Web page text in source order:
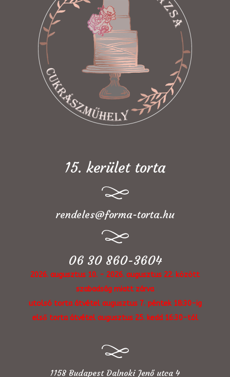
15. kerület torta
rendeles@forma-torta.hu
06 30 860-3604
2026. augusztus 10. - 2026. augusztus 22. között
szabadság miatt zárva
utolsó torta átvétel augusztus 7. péntek 18:30-ig
első torta átvétel augusztus 25. kedd 16:30-tól
1158 Budapest Dalnoki Jenő utca 4